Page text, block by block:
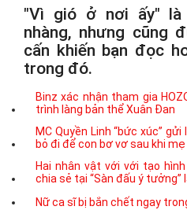
"Vì gió ở nơi ấy" là
nhàng, nhưng cũng
cấn khiến bạn đọc
trong đó.
Binz xác nhận tham gia
trình làng bản thể Xuân Đan
MC Quyền Linh “bức xúc”
bỏ đi để con bơ vơ sau khi
Hai nhân vật với với tạo
chia sẻ tại “Sàn đấu ý tưởng”
Nữ ca sĩ bị bắn chết ngay